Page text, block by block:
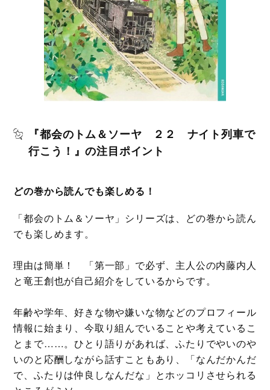
『都会のトム＆ソーヤ ２２ ナイト列車で
行こう！』の注目ポイント
どの巻から読んでも楽しめる！
「都会のトム＆ソーヤ」シリーズは、どの巻から読ん
でも楽しめます。
理由は簡単！ 「第一部」で必ず、主人公の内藤内人
と竜王創也が自己紹介をしているからです。
年齢や学年、好きな物や嫌いな物などのプロフィール
情報に始まり、今取り組んでいることや考えているこ
とまで……。ひとり語りがあれば、ふたりでやいのや
いのと応酬しながら話すこともあり、「なんだかんだ
で、ふたりは仲良しなんだな」とホッコリさせられる